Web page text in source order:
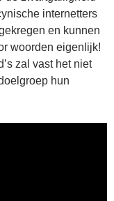
internetters
en kunnen
woorden eigenlijk!
zal vast het niet
hun